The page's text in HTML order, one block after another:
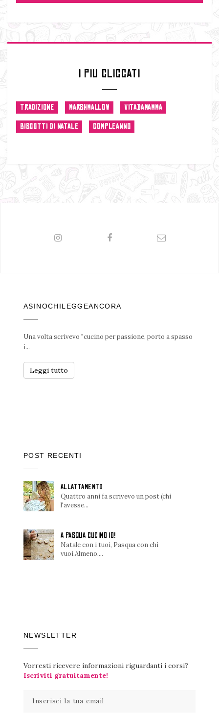
I PIU CLICCATI
TRADIZIONE MARSHMALLOW VITADAMAMMA
BISCOTTI DI NATALE COMPLEANNO
ASINOCHILEGGEANCORA
Una volta scrivevo "cucino per passione, porto a spasso
i...
Leggi tutto
POST RECENTI
ALLATTAMENTO
Quattro anni fa scrivevo un post (chi
l'avesse...
A PASQUA CUCINO IO!
Natale con i tuoi, Pasqua con chi
vuoi.Almeno,...
NEWSLETTER
Vorresti ricevere informazioni riguardanti i corsi?
Iscriviti gratuitamente!